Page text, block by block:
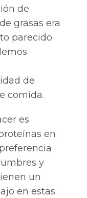
de
grasas era
parecido.
de
comida.
es
en
y
un
en estas